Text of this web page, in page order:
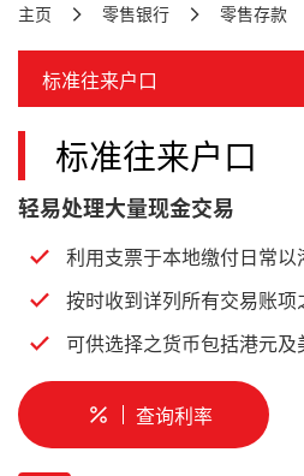
主页 零售银行 零售存款
标准往来户口
标准往来户口
轻易处理大量现金交易
利用支票于本地缴付日常
按时收到详列所有交易账项
可供选择之货币包括港元及
查询利率